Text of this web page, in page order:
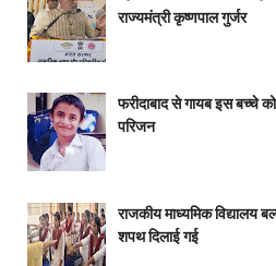
राज्यमंत्री कृष्णपाल गुर्जर
फरीदाबाद से गायब इस बच्चे
परिजन
राजकीय माध्यमिक विद्यालय
शपथ दिलाई गई